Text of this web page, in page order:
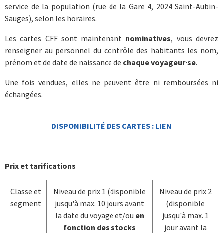
service de la population (rue de la Gare 4, 2024 Saint-Aubin-
Sauges), selon les horaires.
Les cartes CFF sont maintenant nominatives, vous devrez
renseigner au personnel du contrôle des habitants les nom,
prénom et de date de naissance de chaque voyageur·se.
Une fois vendues, elles ne peuvent être ni remboursées ni
échangées.
DISPONIBILITÉ DES CARTES : LIEN
Prix et tarifications
Classe et
segment
Niveau de prix 1 (disponible
jusqu'à max. 10 jours avant
la date du voyage et/ou en
fonction des stocks
Niveau de prix 2
(disponible
jusqu'à max. 1
jour avant la